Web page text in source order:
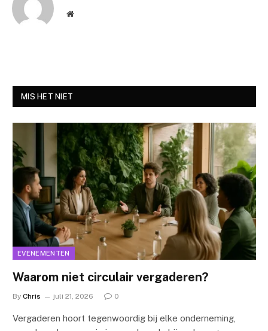
Website
MIS HET NIET
EVENEMENTEN
Waarom niet circulair vergaderen?
By Chris juli 21, 2026 0
Vergaderen hoort tegenwoordig bij elke onderneming,